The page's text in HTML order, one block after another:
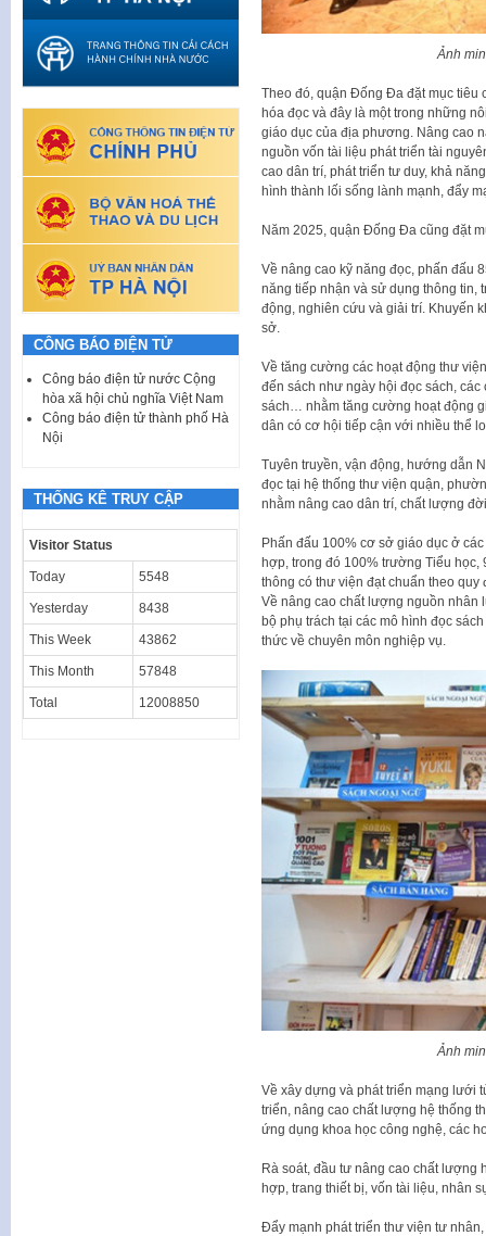
Ảnh
Theo đó, quận Đống Đa đặt mục tiêu
hóa đọc và đây là một trong những
giáo dục của địa phương. Nâng cao
nguồn vốn tài liệu phát triển tài
cao dân trí, phát triển tư duy, khả
hình thành lối sống lành mạnh, đẩy
Năm 2025, quận Đống Đa cũng đặt
Về nâng cao kỹ năng đọc, phấn đấu
năng tiếp nhận và sử dụng thông tin,
động, nghiên cứu và giải trí. Khuyến
sở.
Về tăng cường các hoạt động thư
đến sách như ngày hội đọc sách,
sách… nhằm tăng cường hoạt động
dân có cơ hội tiếp cận với nhiều thể
Tuyên truyền, vận động, hướng dẫn
đọc tại hệ thống thư viện quận,
nhằm nâng cao dân trí, chất lượng
Phấn đấu 100% cơ sở giáo dục ở
hợp, trong đó 100% trường Tiểu
thông có thư viện đạt chuẩn theo quy
Về nâng cao chất lượng nguồn nhân
bộ phụ trách tại các mô hình đọc
thức về chuyên môn nghiệp vụ.
Ảnh
Về xây dựng và phát triển mạng lưới
triển, nâng cao chất lượng hệ thống
ứng dụng khoa học công nghệ, các
Rà soát, đầu tư nâng cao chất lượng
hợp, trang thiết bị, vốn tài liệu, nhân
Đẩy mạnh phát triển thư viện tư
CÔNG BÁO ĐIỆN TỬ
Công báo điện tử nước Cộng
hòa xã hội chủ nghĩa Việt Nam
Công báo điện tử thành phố Hà
Nội
THỐNG KÊ TRUY CẬP
Visitor Status
Today 5548
Yesterday 8438
This Week 43862
This Month 57848
Total 12008850